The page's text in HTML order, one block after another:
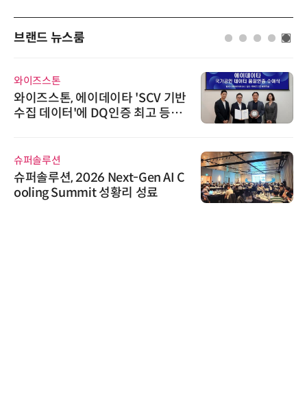
브랜드 뉴스룸
와이즈스톤
와이즈스톤, 에이데이타 'SCV 기반
수집 데이터'에 DQ인증 최고 등급
슈퍼솔루션
슈퍼솔루션, 2026 Next-Gen AI C
ooling Summit 성황리 성료